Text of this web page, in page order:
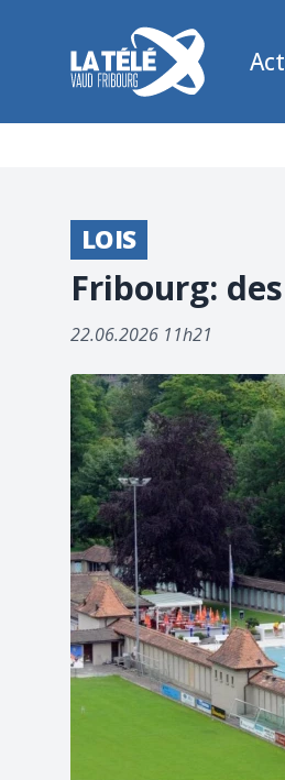
La Télé - Télévision
LOIS
Fribourg:
22.06.2026 11h21